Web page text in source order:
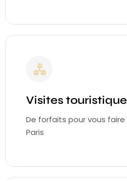
Visites
De forfaits pour vous faire
Paris